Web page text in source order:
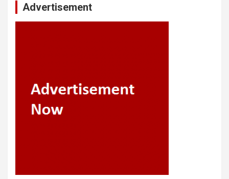
Advertisement